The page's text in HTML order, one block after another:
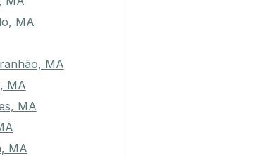
MA
MA
MA
MA
MA